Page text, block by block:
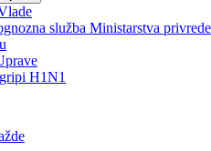
a
služba Ministarstva privrede
H1N1